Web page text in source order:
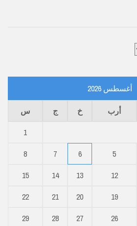
أغسطس 2026
أرب خ ج
س
1
5
6
7
8
12
13
14
15
19
20
21
22
26
27
28
29